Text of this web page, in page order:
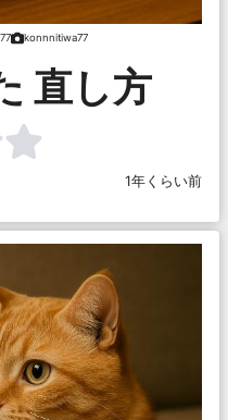
konnnitiwa77
直し方
1年くらい前